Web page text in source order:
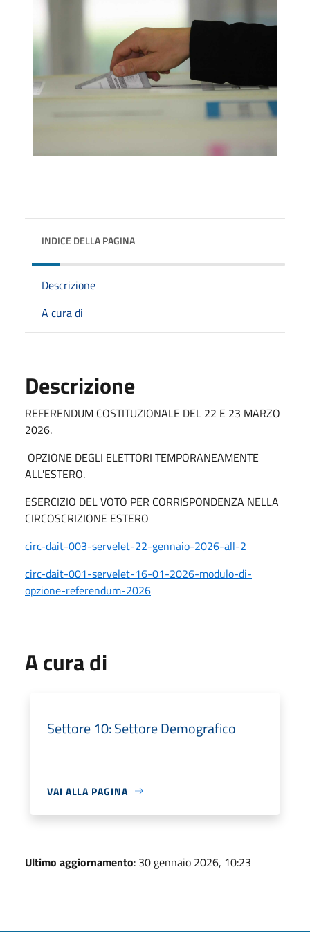
INDICE DELLA PAGINA
Descrizione
A cura di
Descrizione
REFERENDUM COSTITUZIONALE DEL 22 E 23 MARZO
2026.
OPZIONE DEGLI ELETTORI TEMPORANEAMENTE
ALL'ESTERO.
ESERCIZIO DEL VOTO PER CORRISPONDENZA NELLA
CIRCOSCRIZIONE ESTERO
circ-dait-003-servelet-22-gennaio-2026-all-2
circ-dait-001-servelet-16-01-2026-modulo-di-
opzione-referendum-2026
A cura di
Settore 10: Settore Demografico
VAI ALLA PAGINA
Ultimo aggiornamento: 30 gennaio 2026, 10:23